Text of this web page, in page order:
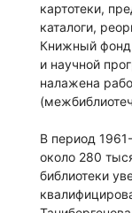
картотеки,
каталоги,
Книжный фонд
и научной
налажена
В период
около 280
библиотеки